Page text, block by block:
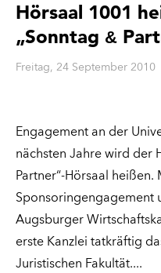
Hörsaal 1001
„Sonntag &
Freitag, 24 September 2010
Engagement an der
nächsten Jahre wird der
Partner“-Hörsaal heißen.
Sponsoringengagement
Augsburger
erste Kanzlei tatkräftig
Juristischen Fakultät.